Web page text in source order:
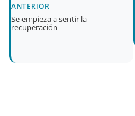
ANTERIOR
Se empieza a sentir la
recuperación